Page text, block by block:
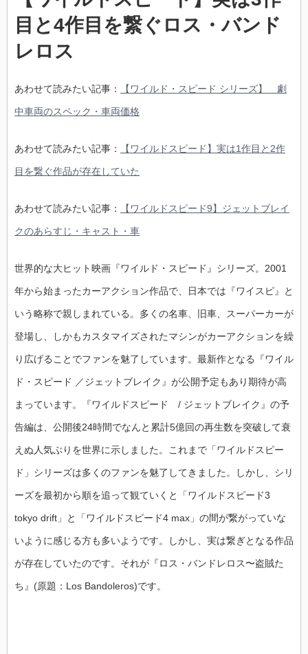
目と4作目を繋ぐロス・バンド
レロス
あわせて読みたい記事： 【ワイルド・スピード シリーズ】 劇
中車両のスペック・車両価格
あわせて読みたい記事： 【ワイルドスピード】実は1作目と2作
目を繋ぐ作品が存在していた
あわせて読みたい記事： 【ワイルドスピード9】ジェットブレイ
クのあらすじ・キャスト・車
世界的な大ヒット映画『ワイルド・スピード』シリーズ。2001
年から始まったカーアクション作品で、日本では『ワイスピ』と
いう略称で親しまれている。多くの名車、旧車、スーパーカーが
登場し、しかもカスタマイズされたマシンがカーアクションを繰
り広げることでファンを魅了しています。最新作となる『ワイル
ド・スピード ／ジェットブレイク』が公開予定もあり期待が高
まっています。『ワイルドスピード / ジェットブレイク』の予
告編は、公開後24時間でなんと累計5億回の再生数を突破して衰
えぬ人気ぶりを世界に示しました。これまで「ワイルドスピー
ド」シリーズは多くのファンを魅了してきました。しかし、シリ
ーズを最初から順を追って観ていくと「ワイルドスピード3
tokyo drift」と「ワイルドスピード4 max」の間が繋がっていな
いように感じる方も多いようです。しかし、実は繋ぎとなる作品
が存在していたのです。それが『ロス・バンドレロス〜盗賊た
ち』(原題：Los Bandoleros)です。